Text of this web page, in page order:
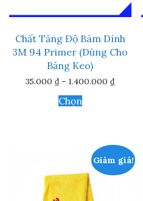
Chất Tăng Độ Bám Dính
3M 94 Primer (Dùng Cho
Băng Keo)
35.000₫ – 1.400.000₫Khoảng
ChọnSản
phẩm
biến
thể.
Các
tùy
chọn
Giảm giá!